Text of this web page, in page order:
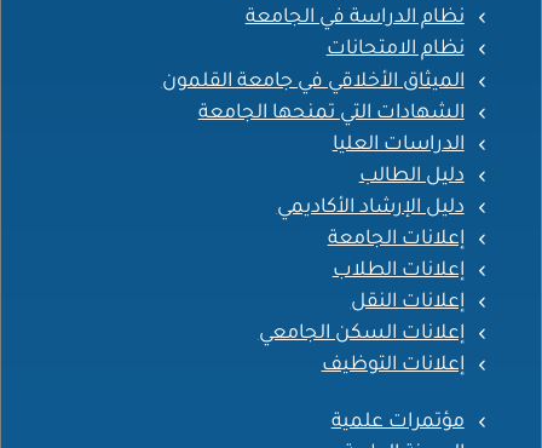
نظام الدراسة في الجامعة
نظام الامتحانات
الميثاق الأخلاقي في جامعة القلمون
الشهادات التي تمنحها الجامعة
الدراسات العليا
دليل الطالب
دليل الإرشاد الأكاديمي
إعلانات الجامعة
إعلانات الطلاب
إعلانات النقل
إعلانات السكن الجامعي
إعلانات التوظيف
مؤتمرات علمية